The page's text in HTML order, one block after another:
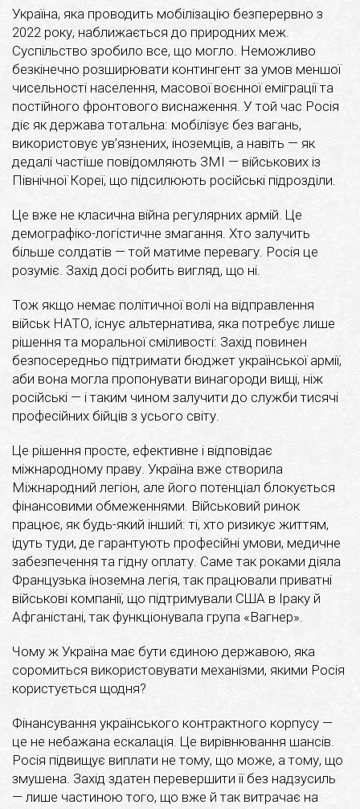
Україна, яка проводить мобілізацію безперервно з
2022 року, наближається до природних меж.
Суспільство зробило все, що могло. Неможливо
безкінечно розширювати контингент за умов меншої
чисельності населення, масової воєнної еміграції та
постійного фронтового виснаження. У той час Росія
діє як держава тотальна: мобілізує без вагань,
використовує ув’язнених, іноземців, а навіть — як
дедалі частіше повідомляють ЗМІ — військових із
Північної Кореї, що підсилюють російські підрозділи.
Це вже не класична війна регулярних армій. Це
демографіко-логістичне змагання. Хто залучить
більше солдатів — той матиме перевагу. Росія це
розуміє. Захід досі робить вигляд, що ні.
Тож якщо немає політичної волі на відправлення
військ НАТО, існує альтернатива, яка потребує лише
рішення та моральної сміливості: Захід повинен
безпосередньо підтримати бюджет української армії,
аби вона могла пропонувати винагороди вищі, ніж
російські — і таким чином залучити до служби тисячі
професійних бійців з усього світу.
Це рішення просте, ефективне і відповідає
міжнародному праву. Україна вже створила
Міжнародний легіон, але його потенціал блокується
фінансовими обмеженнями. Військовий ринок
працює, як будь-який інший: ті, хто ризикує життям,
ідуть туди, де гарантують професійні умови, медичне
забезпечення та гідну оплату. Саме так роками діяла
Французька іноземна легія, так працювали приватні
військові компанії, що підтримували США в Іраку й
Афганістані, так функціонувала група «Вагнер».
Чому ж Україна має бути єдиною державою, яка
соромиться використовувати механізми, якими Росія
користується щодня?
Фінансування українського контрактного корпусу —
це не небажана ескалація. Це вирівнювання шансів.
Росія підвищує виплати не тому, що може, а тому, що
змушена. Захід здатен перевершити її без надзусиль
— лише частиною того, що вже й так витрачає на